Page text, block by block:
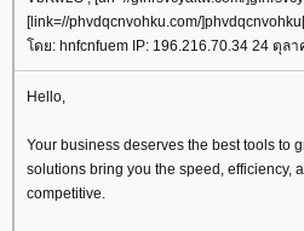
[link=//phvdqcnvohku.com/
โดย: hnfcnfuem IP: 196.216.70.34 24 ตุล
Hello,
Your business deserves the best tools to
solutions bring you the speed, efficiency,
competitive.